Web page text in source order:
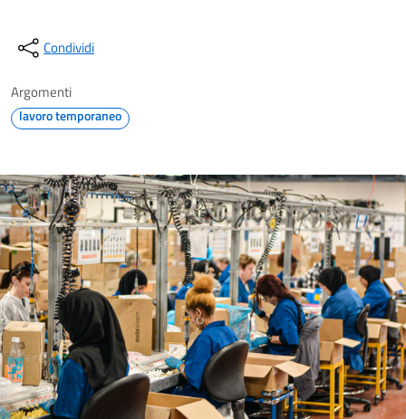
Condividi
Argomenti
lavoro temporaneo